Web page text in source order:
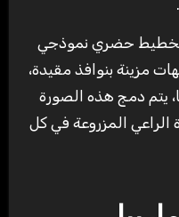
تخطيط حضري نموذجي
مزينة بنوافذ مقيدة،
يتم دمج هذه الصورة
الراعي المزروعة في كل